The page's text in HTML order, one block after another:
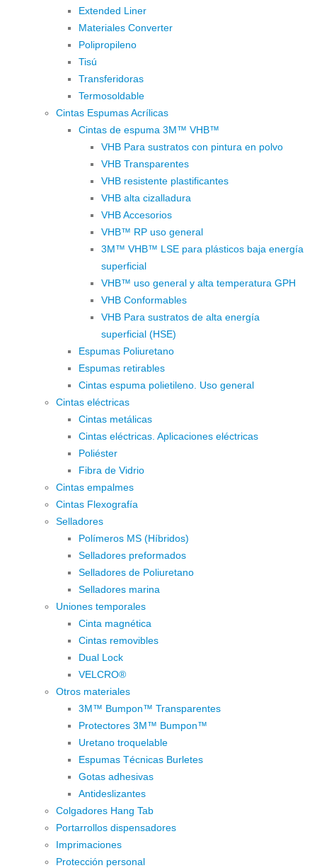
Extended Liner
Materiales Converter
Polipropileno
Tisú
Transferidoras
Termosoldable
Cintas Espumas Acrílicas
Cintas de espuma 3M™ VHB™
VHB Para sustratos con pintura en polvo
VHB Transparentes
VHB resistente plastificantes
VHB alta cizalladura
VHB Accesorios
VHB™ RP uso general
3M™ VHB™ LSE para plásticos baja energía
superficial
VHB™ uso general y alta temperatura GPH
VHB Conformables
VHB Para sustratos de alta energía
superficial (HSE)
Espumas Poliuretano
Espumas retirables
Cintas espuma polietileno. Uso general
Cintas eléctricas
Cintas metálicas
Cintas eléctricas. Aplicaciones eléctricas
Poliéster
Fibra de Vidrio
Cintas empalmes
Cintas Flexografía
Selladores
Polímeros MS (Híbridos)
Selladores preformados
Selladores de Poliuretano
Selladores marina
Uniones temporales
Cinta magnética
Cintas removibles
Dual Lock
VELCRO®
Otros materiales
3M™ Bumpon™ Transparentes
Protectores 3M™ Bumpon™
Uretano troquelable
Espumas Técnicas Burletes
Gotas adhesivas
Antideslizantes
Colgadores Hang Tab
Portarrollos dispensadores
Imprimaciones
Protección personal